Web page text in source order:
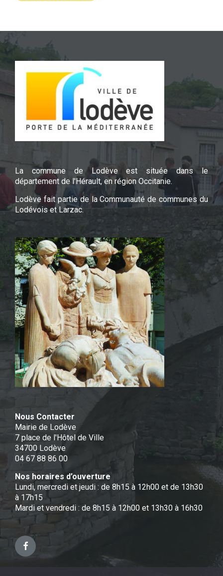
La commune de Lodève est située dans le
département de l'Hérault, en région Occitanie.
Lodève fait partie de la Communauté de communes du
Lodévois et Larzac.
Nous Contacter
Mairie de Lodève
7 place de l'Hôtel de Ville
34700 Lodève
04 67 88 86 00
Nos horaires d’ouverture
Lundi, mercredi et jeudi : de 8h15 à 12h00 et de 13h30
à 17h15
Mardi et vendredi : de 8h15 à 12h00 et 13h30 à 16h30
Facebook